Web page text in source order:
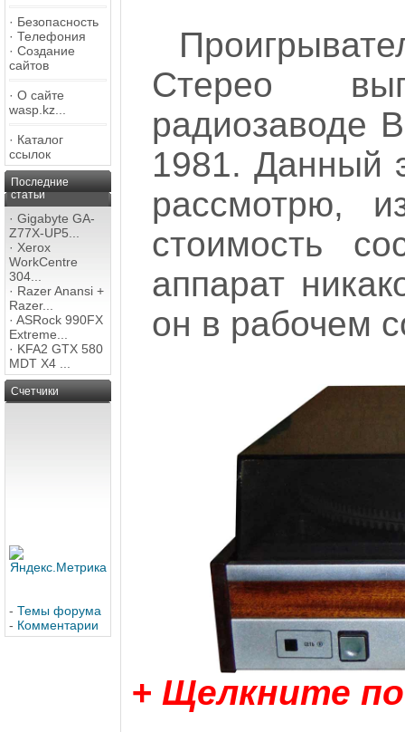
· Безопасность
· Телефония
· Создание
сайтов
· О сайте
wasp.kz...
· Каталог
ссылок
Последние
статьи
· Gigabyte GA-
Z77X-UP5...
· Xerox
WorkCentre
304...
· Razer Anansi +
Razer...
· ASRock 990FX
Extreme...
· KFA2 GTX 580
MDT X4 ...
Счетчики
- Темы форума
- Комментарии
Стерео
радиозаводе
1981. Данный
рассмотрю,
стоимость
аппарат
он в рабочем
+ Щелкните